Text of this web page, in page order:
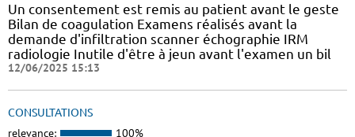
Un consentement est remis au patient avant le geste
Bilan de coagulation Examens réalisés avant la
demande d'infiltration scanner échographie IRM
radiologie Inutile d'être à jeun avant l'examen un bil
12/06/2025 15:13
CONSULTATIONS
relevance: 100%